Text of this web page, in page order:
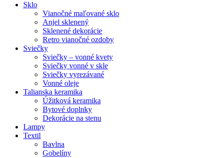
Sklo
Vianočné maľované sklo
Anjel sklenený
Sklenené dekorácie
Retro vianočné ozdoby
Sviečky
Sviečky – vonné kvety
Sviečky vonné v skle
Sviečky vyrezávané
Vonné oleje
Talianska keramika
Úžitková keramika
Bytové doplnky
Dekorácie na stenu
Lampy
Textil
Bavlna
Gobelíny